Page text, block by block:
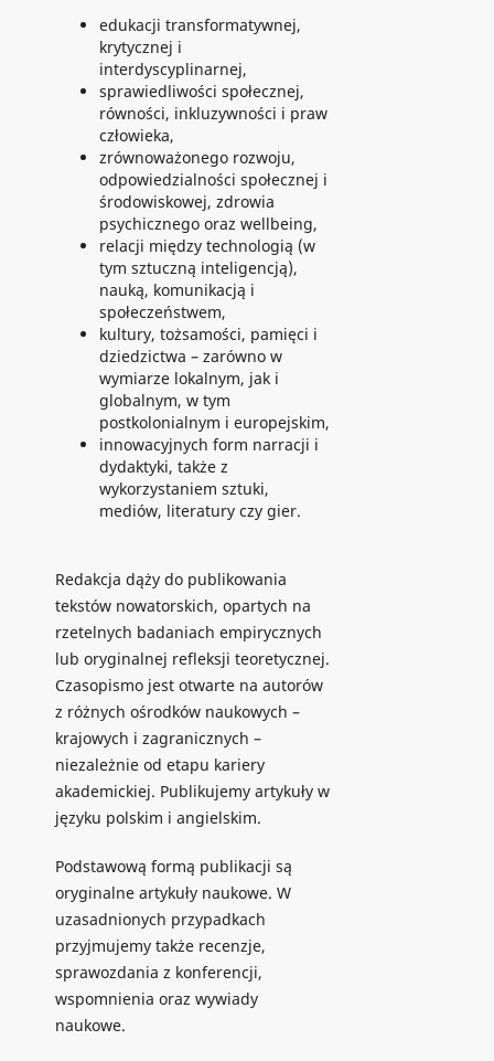
edukacji transformatywnej,
krytycznej i
interdyscyplinarnej,
sprawiedliwości społecznej,
równości, inkluzywności i praw
człowieka,
zrównoważonego rozwoju,
odpowiedzialności społecznej i
środowiskowej, zdrowia
psychicznego oraz wellbeing,
relacji między technologią (w
tym sztuczną inteligencją),
nauką, komunikacją i
społeczeństwem,
kultury, tożsamości, pamięci i
dziedzictwa – zarówno w
wymiarze lokalnym, jak i
globalnym, w tym
postkolonialnym i europejskim,
innowacyjnych form narracji i
dydaktyki, także z
wykorzystaniem sztuki,
mediów, literatury czy gier.
Redakcja dąży do publikowania
tekstów nowatorskich, opartych na
rzetelnych badaniach empirycznych
lub oryginalnej refleksji teoretycznej.
Czasopismo jest otwarte na autorów
z różnych ośrodków naukowych –
krajowych i zagranicznych –
niezależnie od etapu kariery
akademickiej. Publikujemy artykuły w
języku polskim i angielskim.
Podstawową formą publikacji są
oryginalne artykuły naukowe. W
uzasadnionych przypadkach
przyjmujemy także recenzje,
sprawozdania z konferencji,
wspomnienia oraz wywiady
naukowe.